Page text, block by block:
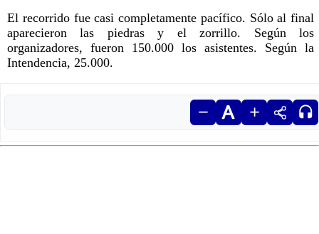
El recorrido fue casi completamente pacífico. Sólo al final
aparecieron las piedras y el zorrillo. Según los
organizadores, fueron 150.000 los asistentes. Según la
Intendencia, 25.000.